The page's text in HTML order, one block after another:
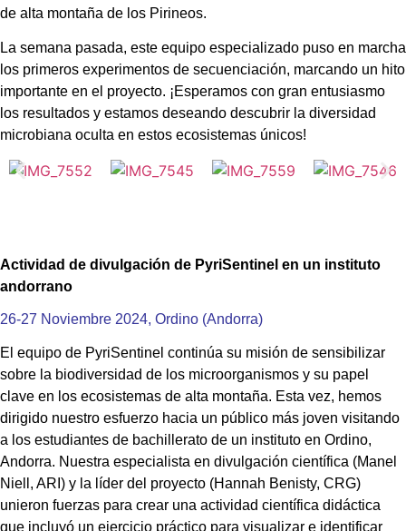
de alta montaña de los Pirineos.
La semana pasada, este equipo especializado puso en marcha
los primeros experimentos de secuenciación, marcando un hito
importante en el proyecto. ¡Esperamos con gran entusiasmo
los resultados y estamos deseando descubrir la diversidad
microbiana oculta en estos ecosistemas únicos!
Actividad de divulgación de PyriSentinel en un instituto
andorrano
26-27 Noviembre 2024, Ordino (Andorra)
El equipo de PyriSentinel continúa su misión de sensibilizar
sobre la biodiversidad de los microorganismos y su papel
clave en los ecosistemas de alta montaña. Esta vez, hemos
dirigido nuestro esfuerzo hacia un público más joven visitando
a los estudiantes de bachillerato de un instituto en Ordino,
Andorra. Nuestra especialista en divulgación científica (Manel
Niell, ARI) y la líder del proyecto (Hannah Benisty, CRG)
unieron fuerzas para crear una actividad científica didáctica
que incluyó un ejercicio práctico para visualizar e identificar